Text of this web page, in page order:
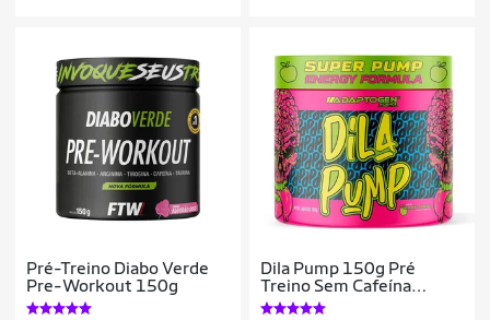
Pré-Treino Diabo Verde
Pre-Workout 150g
Dila Pump 150g Pré
Treino Sem Cafeína
Adaptogen Maçã Verde